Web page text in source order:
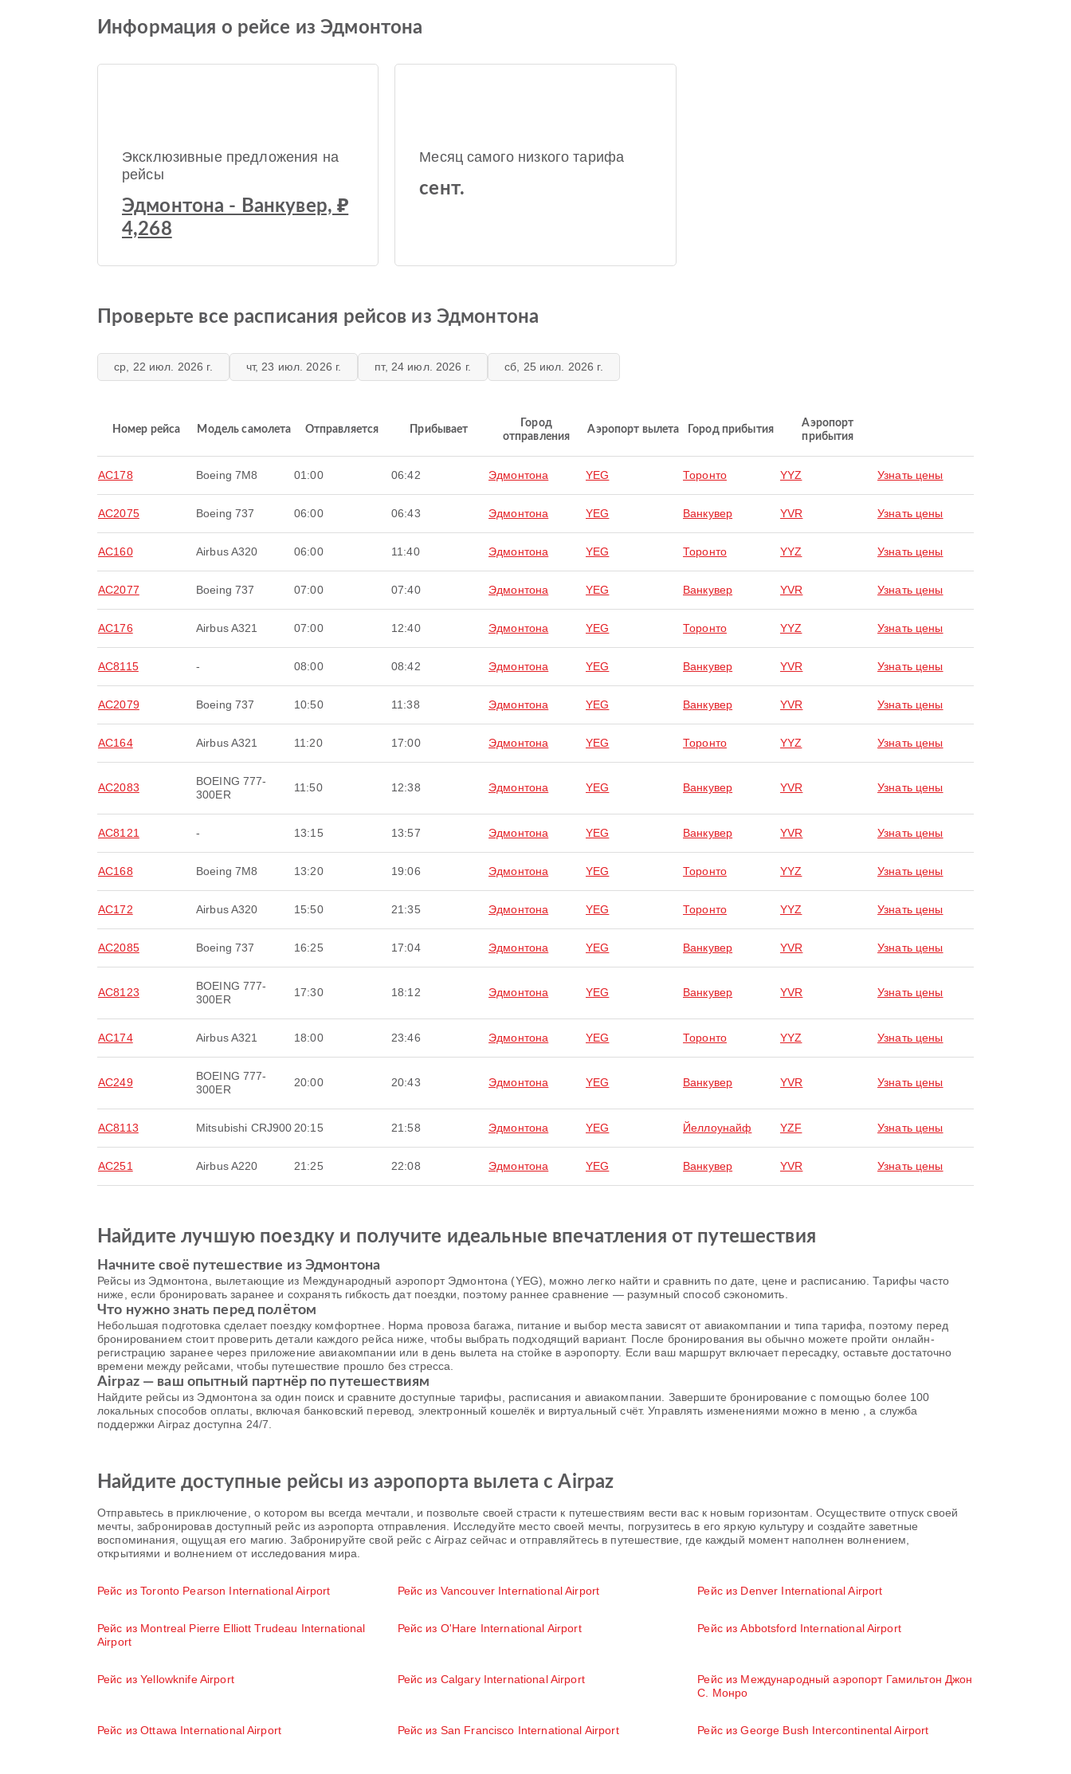
Информация о рейсе из Эдмонтона
Эксклюзивные предложения на
рейсы
Эдмонтона - Ванкувер, ₽
4,268
Месяц самого низкого тарифа
сент.
Проверьте все расписания рейсов из Эдмонтона
ср, 22 июл. 2026 г. чт, 23 июл. 2026 г. пт, 24 июл. 2026 г. сб, 25 июл. 2026 г.
Номер рейса Модель самолета Отправляется Прибывает
Город
отправления
Аэропорт вылета Город прибытия
Аэропорт
прибытия
AC178 Boeing 7M8 01:00 06:42 Эдмонтона YEG Торонто YYZ Узнать цены
AC2075 Boeing 737 06:00 06:43 Эдмонтона YEG Ванкувер YVR Узнать цены
AC160 Airbus A320 06:00 11:40 Эдмонтона YEG Торонто YYZ Узнать цены
AC2077 Boeing 737 07:00 07:40 Эдмонтона YEG Ванкувер YVR Узнать цены
AC176 Airbus A321 07:00 12:40 Эдмонтона YEG Торонто YYZ Узнать цены
AC8115 - 08:00 08:42 Эдмонтона YEG Ванкувер YVR Узнать цены
AC2079 Boeing 737 10:50 11:38 Эдмонтона YEG Ванкувер YVR Узнать цены
AC164 Airbus A321 11:20 17:00 Эдмонтона YEG Торонто YYZ Узнать цены
AC2083
BOEING 777-
300ER
11:50 12:38 Эдмонтона YEG Ванкувер YVR Узнать цены
AC8121 - 13:15 13:57 Эдмонтона YEG Ванкувер YVR Узнать цены
AC168 Boeing 7M8 13:20 19:06 Эдмонтона YEG Торонто YYZ Узнать цены
AC172 Airbus A320 15:50 21:35 Эдмонтона YEG Торонто YYZ Узнать цены
AC2085 Boeing 737 16:25 17:04 Эдмонтона YEG Ванкувер YVR Узнать цены
AC8123
BOEING 777-
300ER
17:30 18:12 Эдмонтона YEG Ванкувер YVR Узнать цены
AC174 Airbus A321 18:00 23:46 Эдмонтона YEG Торонто YYZ Узнать цены
AC249
BOEING 777-
300ER
20:00 20:43 Эдмонтона YEG Ванкувер YVR Узнать цены
AC8113 Mitsubishi CRJ90020:15 21:58 Эдмонтона YEG Йеллоунайф YZF Узнать цены
AC251 Airbus A220 21:25 22:08 Эдмонтона YEG Ванкувер YVR Узнать цены
Найдите лучшую поездку и получите идеальные впечатления от путешествия
Начните своё путешествие из Эдмонтона
Рейсы из Эдмонтона, вылетающие из Международный аэропорт Эдмонтона (YEG), можно легко найти и сравнить по дате, цене и расписанию. Тарифы часто
ниже, если бронировать заранее и сохранять гибкость дат поездки, поэтому раннее сравнение — разумный способ сэкономить.
Что нужно знать перед полётом
Небольшая подготовка сделает поездку комфортнее. Норма провоза багажа, питание и выбор места зависят от авиакомпании и типа тарифа, поэтому перед
бронированием стоит проверить детали каждого рейса ниже, чтобы выбрать подходящий вариант. После бронирования вы обычно можете пройти онлайн-
регистрацию заранее через приложение авиакомпании или в день вылета на стойке в аэропорту. Если ваш маршрут включает пересадку, оставьте достаточно
времени между рейсами, чтобы путешествие прошло без стресса.
Airpaz — ваш опытный партнёр по путешествиям
Найдите рейсы из Эдмонтона за один поиск и сравните доступные тарифы, расписания и авиакомпании. Завершите бронирование с помощью более 100
локальных способов оплаты, включая банковский перевод, электронный кошелёк и виртуальный счёт. Управлять изменениями можно в меню , а служба
поддержки Airpaz доступна 24/7.
Найдите доступные рейсы из аэропорта вылета с Airpaz
Отправьтесь в приключение, о котором вы всегда мечтали, и позвольте своей страсти к путешествиям вести вас к новым горизонтам. Осуществите отпуск своей
мечты, забронировав доступный рейс из аэропорта отправления. Исследуйте место своей мечты, погрузитесь в его яркую культуру и создайте заветные
воспоминания, ощущая его магию. Забронируйте свой рейс с Airpaz сейчас и отправляйтесь в путешествие, где каждый момент наполнен волнением,
открытиями и волнением от исследования мира.
Рейс из Toronto Pearson International Airport Рейс из Vancouver International Airport Рейс из Denver International Airport
Рейс из Montreal Pierre Elliott Trudeau International
Airport
Рейс из O'Hare International Airport Рейс из Abbotsford International Airport
Рейс из Yellowknife Airport Рейс из Calgary International Airport
Рейс из Международный аэропорт Гамильтон Джон
С. Монро
Рейс из Ottawa International Airport Рейс из San Francisco International Airport Рейс из George Bush Intercontinental Airport